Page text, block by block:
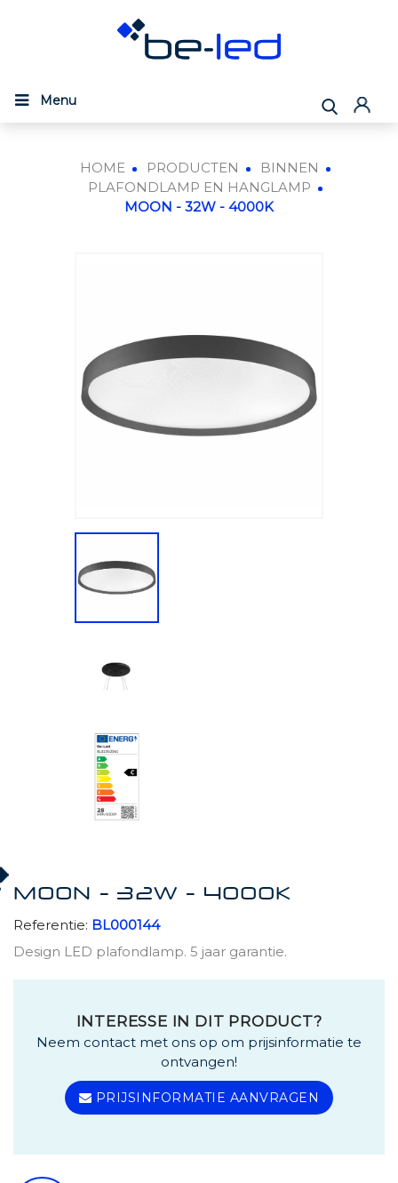
Menu
HOME PRODUCTEN
BINNEN
PLAFONDLAMP EN HANGLAMP
MOON - 32W - 4000K
MOON - 32W - 4000K
Referentie: BL000144
Design LED plafondlamp. 5 jaar garantie.
INTERESSE IN DIT PRODUCT?
Neem contact met ons op om prijsinformatie te
ontvangen!
PRIJSINFORMATIE AANVRAGEN